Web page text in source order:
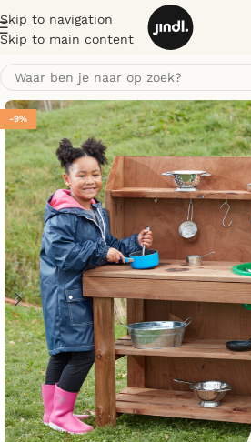
Skip to navigation
Skip to main content
-9%